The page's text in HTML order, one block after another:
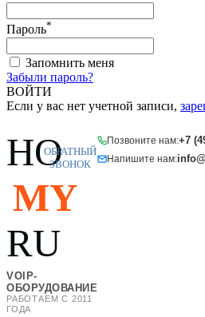
Пароль*
Запомнить меня
Забыли пароль?
ВОЙТИ
Если у вас нет учетной записи,
HO
MY
RU
VOIP-
ОБОРУДОВАНИЕ
РАБОТАЕМ С 2011
ГОДА
Позвоните нам:+7
Напишите нам:
ОБРАТНЫЙ
ЗВОНОК